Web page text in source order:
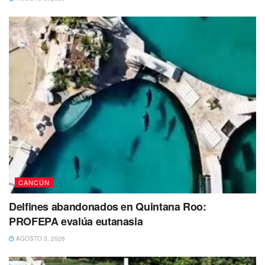
En tanto, acudieron paramédicos de la empresa RIM pero
a su llegada tan solo pudieron comprobar que la víctima ya
no contaba con signos vitales.
El hombre había perdido la vida casi de manera inmediata
al verse impactado por múltiples disparos en diversas
zonas del cuerpo.
CANCÚN
Delfines abandonados en Quintana Roo:
PROFEPA evalúa eutanasia
AGOSTO 3, 2026